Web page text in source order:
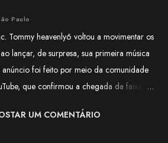
Paulo
Tommy heavenly6 voltou a movimentar os
lançar, de surpresa, sua primeira música
foi feito por meio da comunidade
que confirmou a chegada da faixa às
da artista há mais de uma década.
música é uma versão de Halloween de
UM COMENTÁRIO